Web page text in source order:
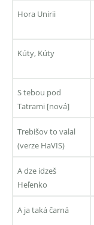
Hora Unirii
Kúty, Kúty
S tebou pod
Tatrami [nová]
Trebišov to valal
(verze HaVIS)
A dze idzeš
Heľenko
A ja taká čarná